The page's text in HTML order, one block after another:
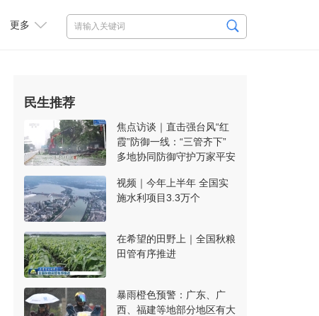
更多
民生推荐
焦点访谈｜直击强台风“红
霞”防御一线：“三管齐下”
多地协同防御守护万家平安
视频｜今年上半年 全国实
施水利项目3.3万个
在希望的田野上｜全国秋粮
田管有序推进
暴雨橙色预警：广东、广
西、福建等地部分地区有大